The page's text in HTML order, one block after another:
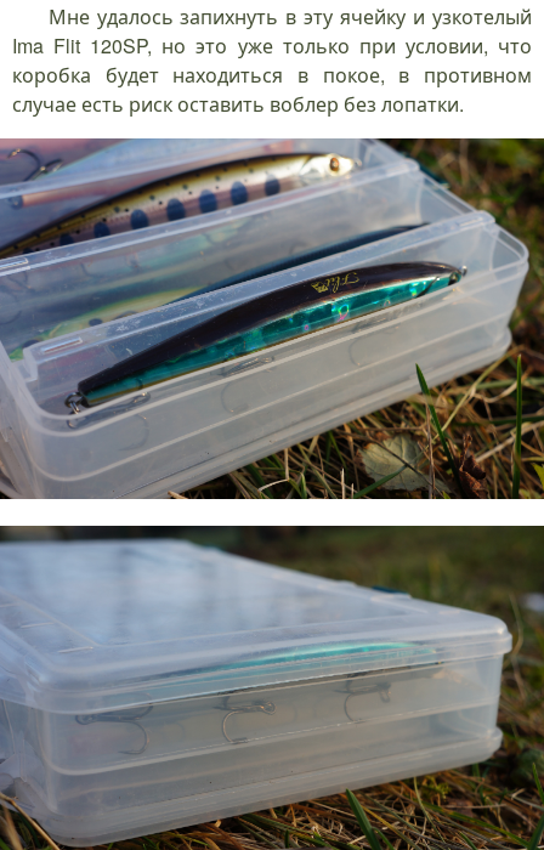
Мне удалось запихнуть в эту ячейку и узкотелый
Ima Flit 120SP, но это уже только при условии, что
коробка будет находиться в покое, в противном
случае есть риск оставить воблер без лопатки.